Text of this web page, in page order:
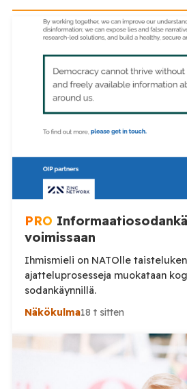
PRO
voimissaan
Ihmismieli on NATOlle
ajatteluprosesseja muokataan kognitiivisella
sodankäynnillä.
Näkökulma18 t sitten